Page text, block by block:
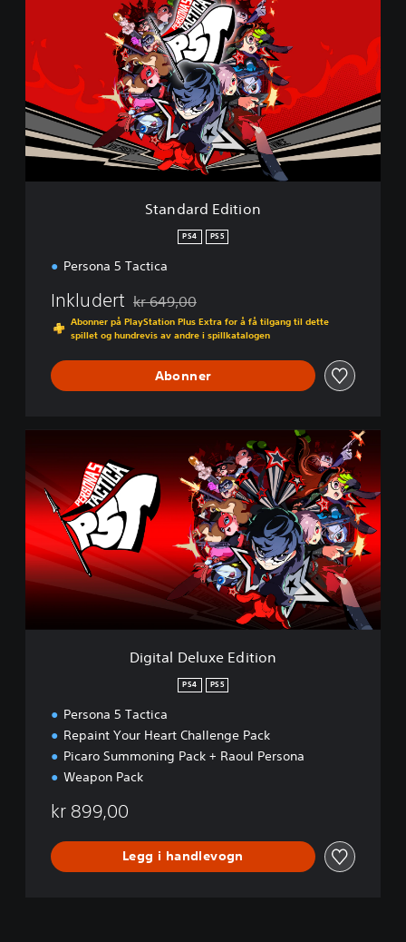
n
d
E
d
t
Standard Edition
PS4 PS5
Persona 5 Tactica
Inkludert Nedsatt fra opprinnelig pris på kr 649,00
kr 649,00
Abonner på PlayStation Plus Extra for å få tilgang til dette
spillet og hundrevis av andre i spillkatalogen
Abonner
g
i
t
D
e
l
x
Digital Deluxe Edition
PS4 PS5
Persona 5 Tactica
Repaint Your Heart Challenge Pack
Picaro Summoning Pack + Raoul Persona
Weapon Pack
kr 899,00
Legg i handlevogn